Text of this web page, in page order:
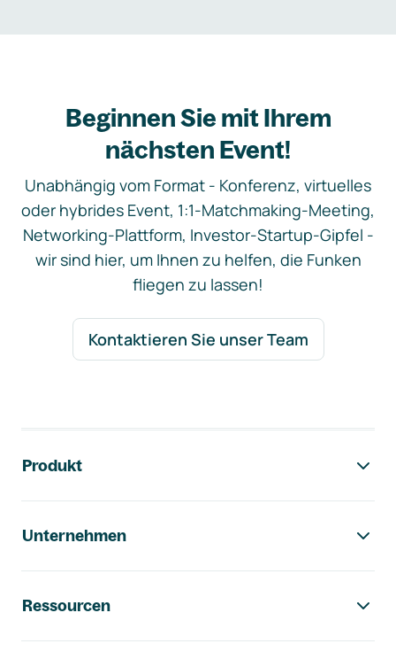
Beginnen Sie mit Ihrem
nächsten Event!
Unabhängig vom Format - Konferenz, virtuelles
oder hybrides Event, 1:1-Matchmaking-Meeting,
Networking-Plattform, Investor-Startup-Gipfel -
wir sind hier, um Ihnen zu helfen, die Funken
fliegen zu lassen!
Kontaktieren Sie unser Team
Produkt
Unternehmen
Ressourcen